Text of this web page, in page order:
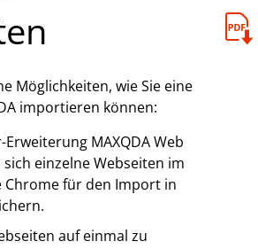
Möglichkeiten, wie Sie eine
importieren können:
MAXQDA Web
einzelne Webseiten im
Chrome für den Import in
auf einmal zu